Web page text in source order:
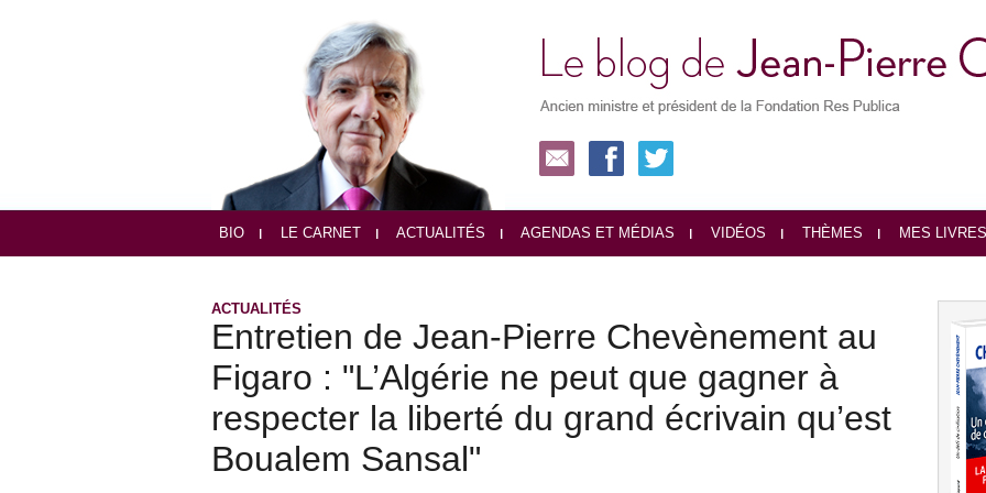
BIO LE CARNET ACTUALITÉS AGENDAS ET MÉDIAS VIDÉOS THÈMES MES LIVRES
ACTUALITÉS
Entretien de Jean-Pierre Chevènement au
Figaro : "L’Algérie ne peut que gagner à
respecter la liberté du grand écrivain qu’est
Boualem Sansal"